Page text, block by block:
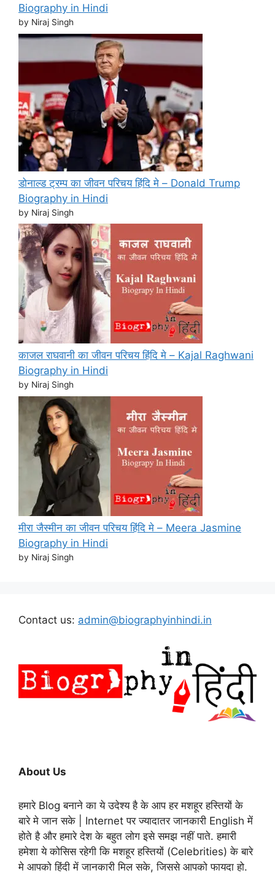
Biography in Hindi
by Niraj Singh
डोनाल्ड ट्रम्प का जीवन परिचय हिंदि मे – Donald Trump
Biography in Hindi
by Niraj Singh
काजल राघवानी का जीवन परिचय हिंदि मे – Kajal Raghwani
Biography in Hindi
by Niraj Singh
मीरा जैस्मीन का जीवन परिचय हिंदि मे – Meera Jasmine
Biography in Hindi
by Niraj Singh
Contact us: admin@biographyinhindi.in
About Us
हमारे Blog बनाने का ये उदेश्य है के आप हर मशहूर हस्तियों के
बारे मे जान सके | Internet पर ज्यादातर जानकारी English में
होते है और हमारे देश के बहुत लोग इसे समझ नहीं पाते. हमारी
हमेशा ये कोसिस रहेगी कि मशहूर हस्तियों (Celebrities) के बारे
मे आपको हिंदी में जानकारी मिल सके, जिससे आपको फायदा हो.